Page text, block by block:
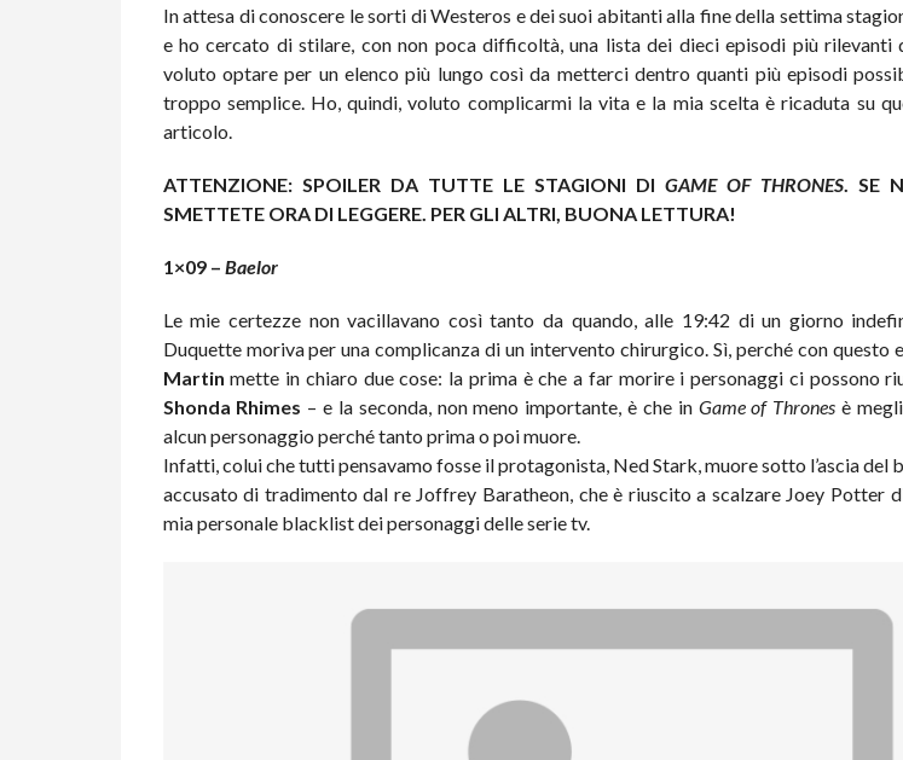
In attesa di conoscere le sorti di Westeros e dei suoi abitanti alla fine della settima
e ho cercato di stilare, con non poca difficoltà, una lista dei dieci episodi più rilevanti
voluto optare per un elenco più lungo così da metterci dentro quanti più episodi
troppo semplice. Ho, quindi, voluto complicarmi la vita e la mia scelta è ricaduta su
articolo.
ATTENZIONE: SPOILER DA TUTTE LE STAGIONI DI GAME OF THRONES. SE
SMETTETE ORA DI LEGGERE. PER GLI ALTRI, BUONA LETTURA!
1×09 – Baelor
Le mie certezze non vacillavano così tanto da quando, alle 19:42 di un giorno
Duquette moriva per una complicanza di un intervento chirurgico. Sì, perché con questo
Martin mette in chiaro due cose: la prima è che a far morire i personaggi ci possono
Shonda Rhimes – e la seconda, non meno importante, è che in Game of Thrones è
alcun personaggio perché tanto prima o poi muore.
Infatti, colui che tutti pensavamo fosse il protagonista, Ned Stark, muore sotto l’ascia del
accusato di tradimento dal re Joffrey Baratheon, che è riuscito a scalzare Joey Potter
mia personale blacklist dei personaggi delle serie tv.